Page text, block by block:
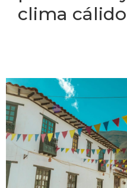
clima cálido